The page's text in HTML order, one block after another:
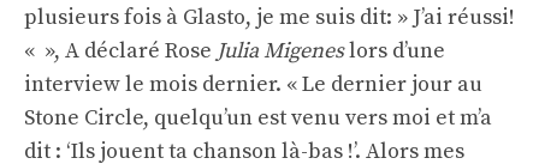
plusieurs fois à Glasto, je me suis dit: » J’ai réussi!
« », A déclaré Rose Julia Migeneslors d’une
interview le mois dernier. « Le dernier jour au
Stone Circle, quelqu’un est venu vers moi et m’a
dit : ‘Ils jouent ta chanson là-bas !’. Alors mes